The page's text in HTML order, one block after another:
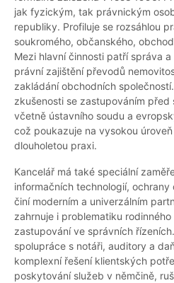
jak fyzickým, tak právnickým
republiky. Profiluje se rozsáhlou
soukromého, občanského,
Mezi hlavní činnosti patří správa
právní zajištění převodů
zakládání obchodních
zkušenosti se zastupováním
včetně ústavního soudu a
což poukazuje na vysokou
dlouholetou praxi.
Kancelář má také speciální
informačních technologií,
činí moderním a univerzálním
zahrnuje i problematiku
zastupování ve správních
spolupráce s notáři, auditory a
komplexní řešení klientských
poskytování služeb v němčině,